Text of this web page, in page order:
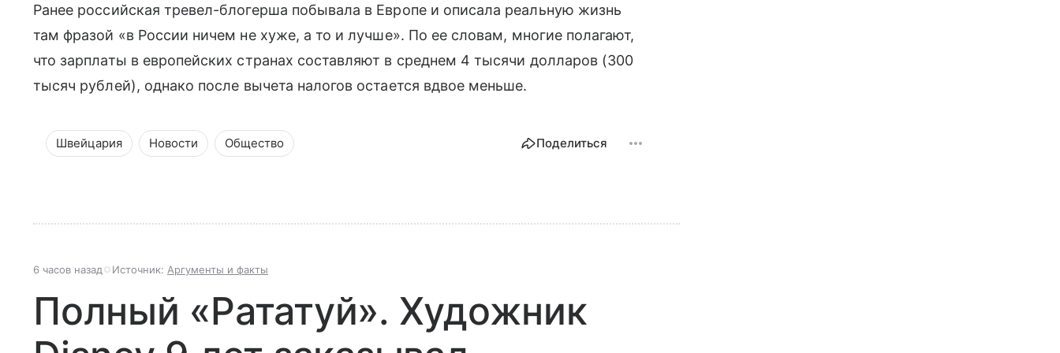
Ранее российская тревел-блогерша побывала в Европе и описала реальную жизнь
там фразой «в России ничем не хуже, а то и лучше». По ее словам, многие полагают,
что зарплаты в европейских странах составляют в среднем 4 тысячи долларов (300
тысяч рублей), однако после вычета налогов остается вдвое меньше.
Швейцария Новости Общество Поделиться
6 часов назад Источник: Аргументы и факты
Полный «Рататуй». Художник